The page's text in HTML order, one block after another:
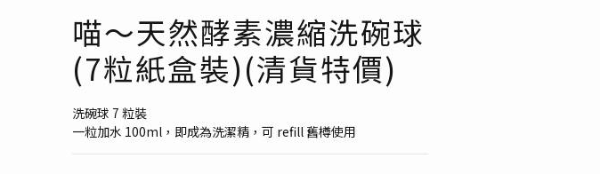
喵～天然酵素濃縮洗碗球
(7粒紙盒裝)(清貨特價)
洗碗球 7 粒裝
一粒加水 100ml，即成為洗潔精，可 refill 舊樽使用